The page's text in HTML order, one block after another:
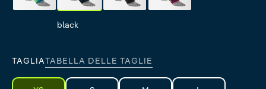
black
TAGLIATABELLA DELLE TAGLIE